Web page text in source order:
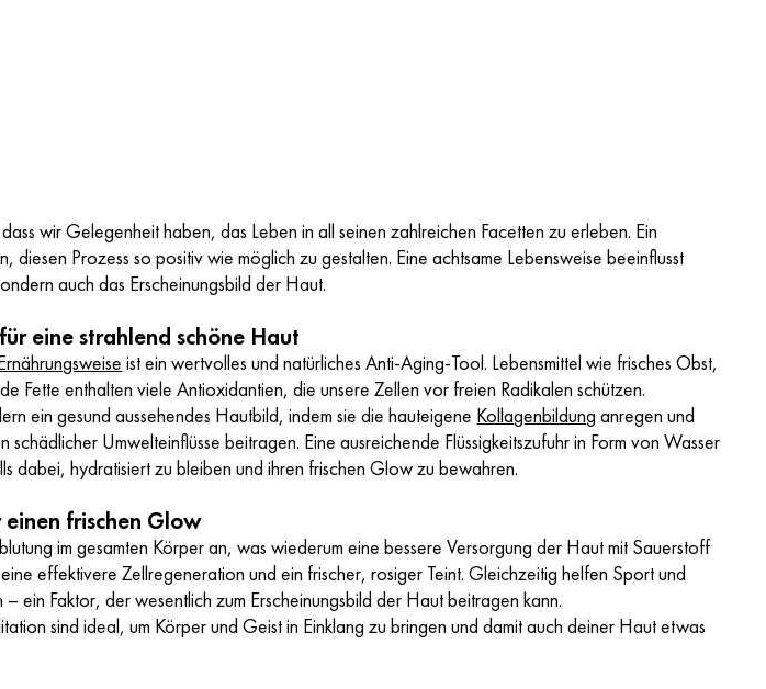
wir Gelegenheit haben, das Leben in all seinen zahlreichen Facetten zu erleben. Ein
diesen Prozess so positiv wie möglich zu gestalten. Eine achtsame Lebensweise beeinflusst
auch das Erscheinungsbild der Haut.
eine strahlend schöne Haut
ist ein wertvolles und natürliches Anti-Aging-Tool. Lebensmittel wie frisches Obst,
Fette enthalten viele Antioxidantien, die unsere Zellen vor freien Radikalen schützen.
ein gesund aussehendes Hautbild, indem sie die hauteigene Kollagenbildung anregen und
Umwelteinflüsse beitragen. Eine ausreichende Flüssigkeitszufuhr in Form von Wasser
dabei, hydratisiert zu bleiben und ihren frischen Glow zu bewahren.
frischen Glow
im gesamten Körper an, was wiederum eine bessere Versorgung der Haut mit Sauerstoff
effektivere Zellregeneration und ein frischer, rosiger Teint. Gleichzeitig helfen Sport und
ein Faktor, der wesentlich zum Erscheinungsbild der Haut beitragen kann.
sind ideal, um Körper und Geist in Einklang zu bringen und damit auch deiner Haut etwas